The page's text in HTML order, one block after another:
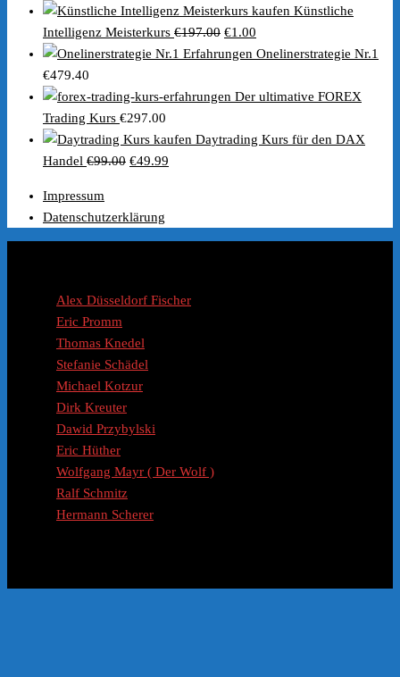
Preis
€79.00
Preis
€29.00.
Künstliche
Intelligenz Meisterkurs €197.00 Ursprünglicher
Preis
€197.00
€1.00
Preis
€1.00.
Onelinerstrategie Nr.1
€479.40
Der ultimative FOREX
Trading Kurs €297.00
Daytrading Kurs für den DAX
Handel €99.00 Ursprünglicher
€99.00
€49.99
€49.99.
Impressum
Datenschutzerklärung
Alex Düsseldorf Fischer
Eric Promm
Thomas Knedel
Stefanie Schädel
Michael Kotzur
Dirk Kreuter
Dawid Przybylski
Eric Hüther
Wolfgang Mayr ( Der Wolf )
Ralf Schmitz
Hermann Scherer